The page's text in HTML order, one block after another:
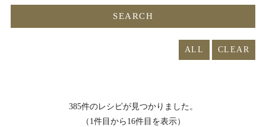
ALL
385件のレシピが見つかりました。
（1件目から16件目を表示）